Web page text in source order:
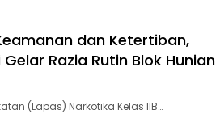
dan Ketertiban,
Razia Rutin Blok Hunian
(Lapas) Narkotika Kelas IIB…